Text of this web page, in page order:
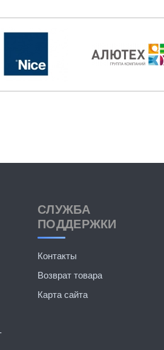
СЛУЖБА
ПОДДЕРЖКИ
Контакты
Возврат товара
Карта сайта